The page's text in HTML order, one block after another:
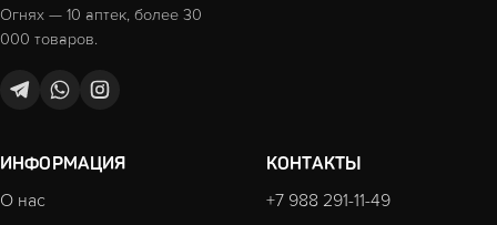
Огнях — 10 аптек, более 30
000 товаров.
ИНФОРМАЦИЯ
О нас
КОНТАКТЫ
+7 988 291-11-49